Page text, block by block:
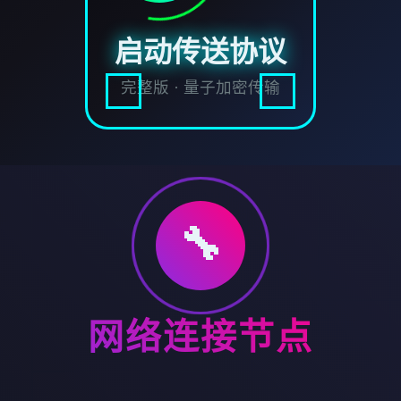
启动传送协议
完整版 · 量子加密传输
🔧
网络连接节点